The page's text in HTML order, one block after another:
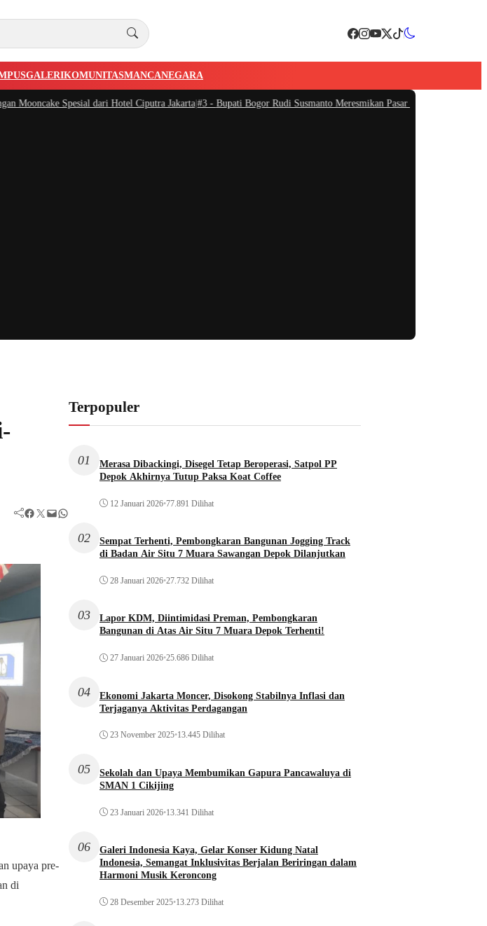
GALERIKOMUNITASMANCANEGARA
Spesial dari Hotel Ciputra Jakarta|#3 -Bupati Bogor Rudi Susmanto Meresmikan Pasar Hewan Jonggol, Jadi
Facebook Twitter Mail WhatsApp
upaya pre-
di
Terpopuler
01
Merasa Dibackingi, Disegel Tetap Beroperasi, Satpol PP
Depok Akhirnya Tutup Paksa Koat Coffee
12 Januari 2026•77.891 Dilihat
02
Sempat Terhenti, Pembongkaran Bangunan Jogging Track
di Badan Air Situ 7 Muara Sawangan Depok Dilanjutkan
28 Januari 2026•27.732 Dilihat
03
Lapor KDM, Diintimidasi Preman, Pembongkaran
Bangunan di Atas Air Situ 7 Muara Depok Terhenti!
27 Januari 2026•25.686 Dilihat
04
Ekonomi Jakarta Moncer, Disokong Stabilnya Inflasi dan
Terjaganya Aktivitas Perdagangan
23 November 2025•13.445 Dilihat
05
Sekolah dan Upaya Membumikan Gapura Pancawaluya di
SMAN 1 Cikijing
23 Januari 2026•13.341 Dilihat
06
Galeri Indonesia Kaya, Gelar Konser Kidung Natal
Indonesia, Semangat Inklusivitas Berjalan Beriringan dalam
Harmoni Musik Keroncong
28 Desember 2025•13.273 Dilihat